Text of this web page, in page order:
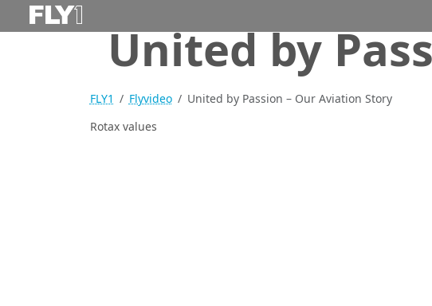
United by
FLY1 Flyvideo
United by Passion – Our Aviation Story
Rotax values